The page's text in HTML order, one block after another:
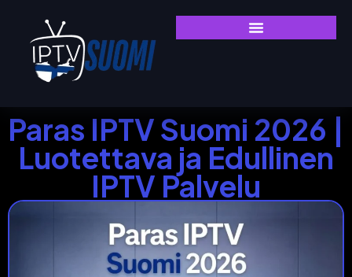
Paras IPTV Suomi 2026 |
Luotettava ja Edullinen
IPTV Palvelu